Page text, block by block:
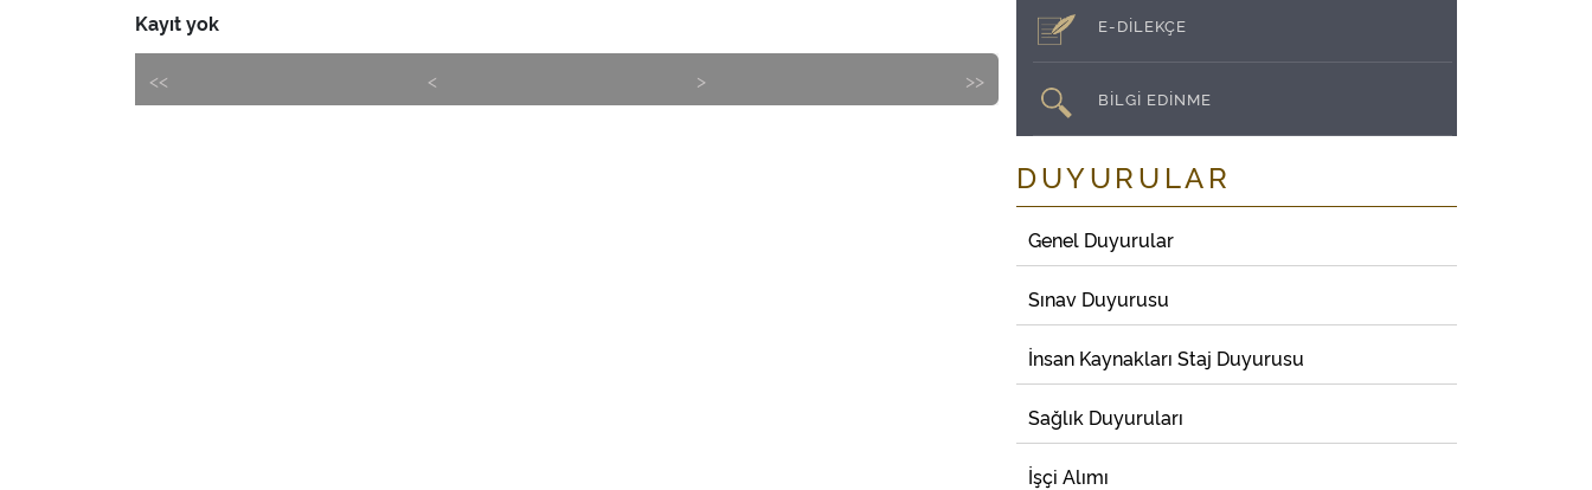
Kayıt yok
<< < > >>
E-DİLEKÇE
BİLGİ EDİNME
DUYURULAR
Genel Duyurular
Sınav Duyurusu
İnsan Kaynakları Staj Duyurusu
Sağlık Duyuruları
İşçi Alımı